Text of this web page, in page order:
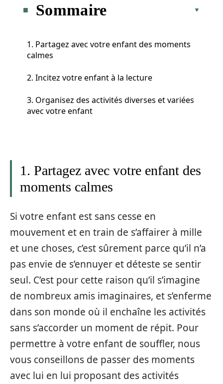
Sommaire
1. Partagez avec votre enfant des moments
calmes
2. Incitez votre enfant à la lecture
3. Organisez des activités diverses et variées
avec votre enfant
1. Partagez avec votre enfant des
moments calmes
Si votre enfant est sans cesse en
mouvement et en train de s’affairer à mille
et une choses, c’est sûrement parce qu’il n’a
pas envie de s’ennuyer et déteste se sentir
seul. C’est pour cette raison qu’il s’imagine
de nombreux amis imaginaires, et s’enferme
dans son monde où il enchaîne les activités
sans s’accorder un moment de répit. Pour
permettre à votre enfant de souffler, nous
vous conseillons de passer des moments
avec lui en lui proposant des activités